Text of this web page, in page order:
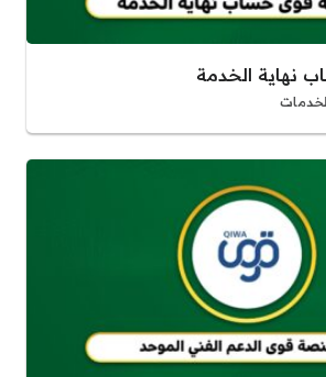
نهاية الخدمة